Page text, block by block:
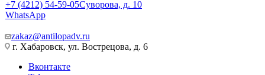
+7 (4212) 54-59-05Суворова, д. 10
WhatsApp
zakaz@antilopadv.ru
г. Хабаровск, ул. Вострецова, д. 6
Вконтакте